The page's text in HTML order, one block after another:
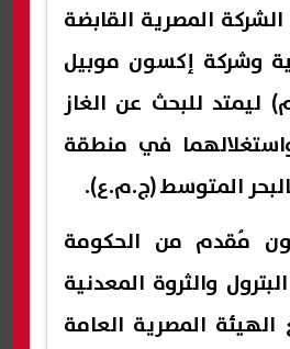
المصرية القابضة
وشركة إكسون موبيل
ليمتد للبحث عن الغاز
في منطقة
المتوسط (ج.م.ع).
مُقدم من الحكومة
والثروة المعدنية
المصرية العامة